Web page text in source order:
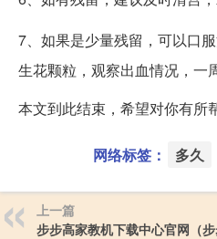
7、如果是少量残留，可以口
生花颗粒，观察出血情况，一
本文到此结束，希望对你有所
网络标签： 多久
上一篇
步步高家教机下载中心官网（步